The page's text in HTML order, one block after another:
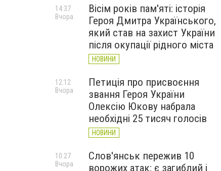
Вісім років пам'яті: історія
Героя Дмитра Українського,
який став на захист України
після окупації рідного міста
НОВИНИ
14:37
Вчора
Петиція про присвоєння
звання Героя України
Олексію Юкову набрала
необхідні 25 тисяч голосів
НОВИНИ
12:12
Вчора
Слов'янськ пережив 10
ворожих атак: є загиблий і
10:27
Вчора